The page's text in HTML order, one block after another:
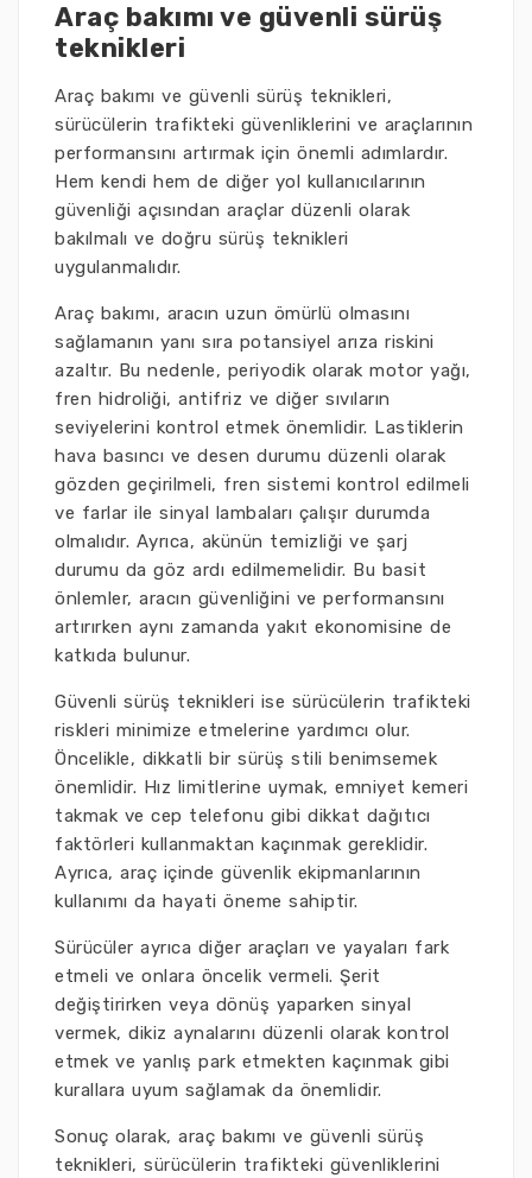
Araç bakımı ve güvenli sürüş
teknikleri
Araç bakımı ve güvenli sürüş teknikleri,
sürücülerin trafikteki güvenliklerini ve araçlarının
performansını artırmak için önemli adımlardır.
Hem kendi hem de diğer yol kullanıcılarının
güvenliği açısından araçlar düzenli olarak
bakılmalı ve doğru sürüş teknikleri
uygulanmalıdır.
Araç bakımı, aracın uzun ömürlü olmasını
sağlamanın yanı sıra potansiyel arıza riskini
azaltır. Bu nedenle, periyodik olarak motor yağı,
fren hidroliği, antifriz ve diğer sıvıların
seviyelerini kontrol etmek önemlidir. Lastiklerin
hava basıncı ve desen durumu düzenli olarak
gözden geçirilmeli, fren sistemi kontrol edilmeli
ve farlar ile sinyal lambaları çalışır durumda
olmalıdır. Ayrıca, akünün temizliği ve şarj
durumu da göz ardı edilmemelidir. Bu basit
önlemler, aracın güvenliğini ve performansını
artırırken aynı zamanda yakıt ekonomisine de
katkıda bulunur.
Güvenli sürüş teknikleri ise sürücülerin trafikteki
riskleri minimize etmelerine yardımcı olur.
Öncelikle, dikkatli bir sürüş stili benimsemek
önemlidir. Hız limitlerine uymak, emniyet kemeri
takmak ve cep telefonu gibi dikkat dağıtıcı
faktörleri kullanmaktan kaçınmak gereklidir.
Ayrıca, araç içinde güvenlik ekipmanlarının
kullanımı da hayati öneme sahiptir.
Sürücüler ayrıca diğer araçları ve yayaları fark
etmeli ve onlara öncelik vermeli. Şerit
değiştirirken veya dönüş yaparken sinyal
vermek, dikiz aynalarını düzenli olarak kontrol
etmek ve yanlış park etmekten kaçınmak gibi
kurallara uyum sağlamak da önemlidir.
Sonuç olarak, araç bakımı ve güvenli sürüş
teknikleri, sürücülerin trafikteki güvenliklerini